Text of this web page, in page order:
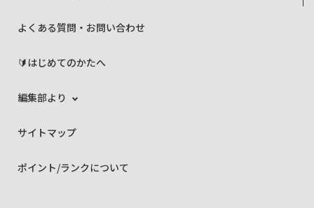
よくある質問・お問い合わせ
🔰はじめてのかたへ
編集部より
サイトマップ
ポイント/ランクについて